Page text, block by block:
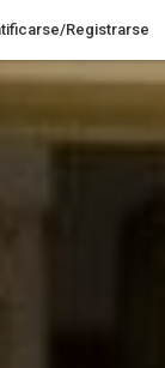
Registrarse